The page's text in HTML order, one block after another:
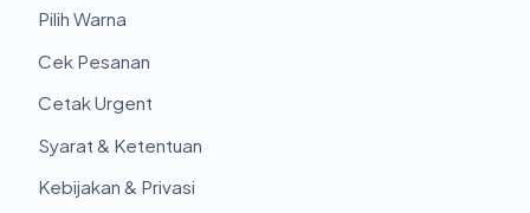
Pilih Warna
Cek Pesanan
Cetak Urgent
Syarat & Ketentuan
Kebijakan & Privasi